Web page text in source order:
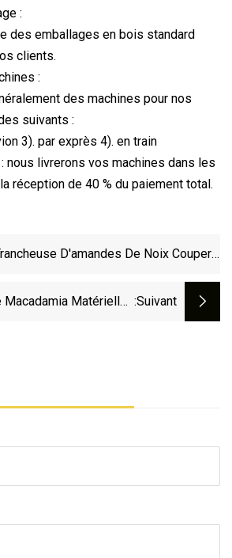
:
des emballages en bois standard
clients.
:
des machines pour nos
suivants :
3). par exprès 4). en train
nous livrerons vos machines dans les
réception de 40 % du paiement total.
D'amandes De Noix Couper
Traitement Des Aliments En Chine
Matérielles :suivant